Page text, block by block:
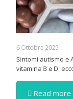
6 Ottobre 2025
Sintomi autismo e
vitamina B e D:
Read more